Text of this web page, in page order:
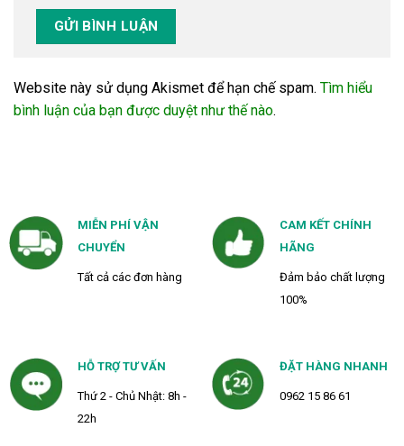
Website này sử dụng Akismet để hạn chế spam. Tìm hiểu
bình luận của bạn được duyệt như thế nào.
MIỄN PHÍ VẬN
CHUYỂN
Tất cả các đơn hàng
CAM KẾT CHÍNH
HÃNG
Đảm bảo chất lượng
100%
HỖ TRỢ TƯ VẤN
Thứ 2 - Chủ Nhật: 8h -
22h
ĐẶT HÀNG NHANH
0962 15 86 61